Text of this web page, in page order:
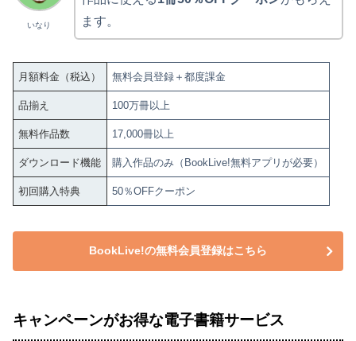
いなり
ます。
月額料金（税込） 無料会員登録＋都度課金
品揃え 100万冊以上
無料作品数 17,000冊以上
ダウンロード機能 購入作品のみ（BookLive!無料アプリが必要）
初回購入特典 50％OFFクーポン
BookLive!の無料会員登録はこちら
キャンペーンがお得な電子書籍サービス